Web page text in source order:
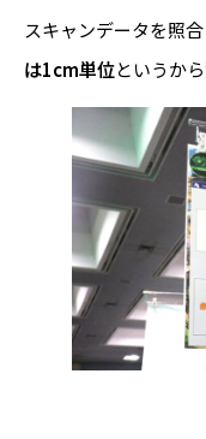
スキャンデータを照
は1cm単位というから